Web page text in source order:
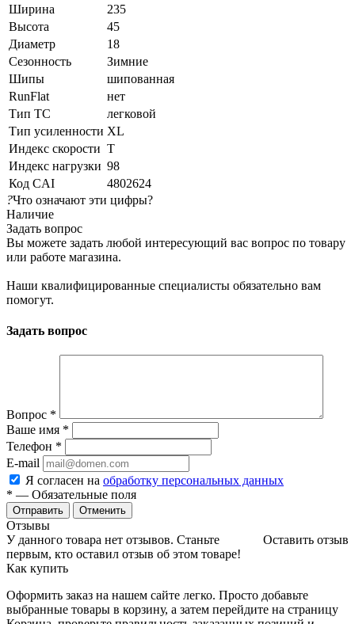
Ширина
235
Высота
45
Диаметр
18
Сезонность
Зимние
Шипы
шипованная
RunFlat
нет
Тип ТС
легковой
Тип усиленности XL
Индекс скорости T
Индекс нагрузки 98
Код CAI
4802624
?Что означают эти цифры?
Наличие
Задать вопрос
Вы можете задать любой интересующий вас вопрос по товару
или работе магазина.
Наши квалифицированные специалисты обязательно вам
помогут.
Задать вопрос
Вопрос *
Ваше имя *
Телефон *
E-mail
Я согласен на обработку персональных данных
* — Обязательные поля
Отменить
Отзывы
Оставить отзыв
У данного товара нет отзывов. Станьте
первым, кто оставил отзыв об этом товаре!
Как купить
Оформить заказ на нашем сайте легко. Просто добавьте
выбранные товары в корзину, а затем перейдите на страницу